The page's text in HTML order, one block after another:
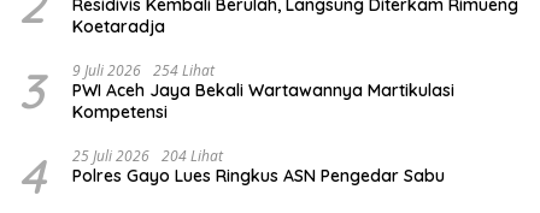
Residivis Kembali Berulah, Langsung Diterkam Rimueng
Koetaradja
3 9 Juli 2026 254 Lihat
PWI Aceh Jaya Bekali Wartawannya Martikulasi
Kompetensi
4 25 Juli 2026 204 Lihat
Polres Gayo Lues Ringkus ASN Pengedar Sabu